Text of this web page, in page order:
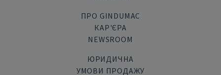
ПРО GINDUMAC
КАР'ЄРА
NEWSROOM
ЮРИДИЧНА
УМОВИ ПРОДАЖУ